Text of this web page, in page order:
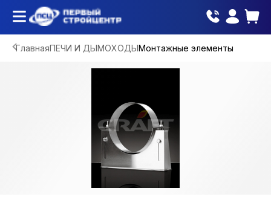
ГлавнаяПЕЧИ И ДЫМОХОДЫМонтажные элементы